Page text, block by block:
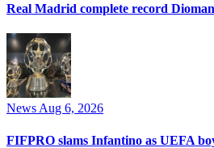
Real Madrid complete record
News Aug 6, 2026
FIFPRO slams Infantino as UEFA